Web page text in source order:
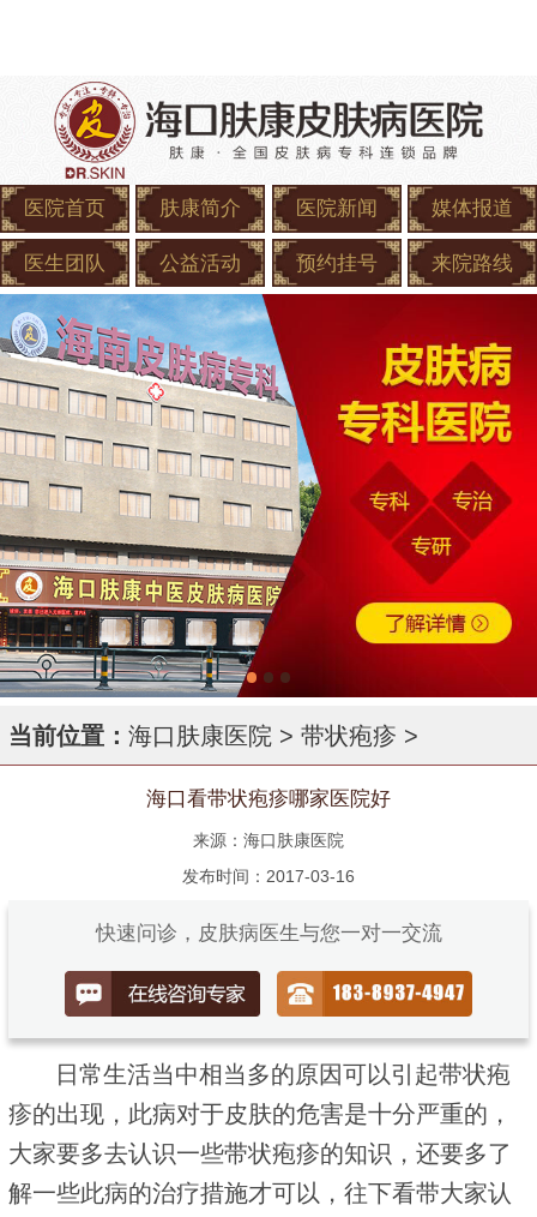
医院首页 肤康简介 医院新闻 媒体报道
医生团队 公益活动 预约挂号 来院路线
当前位置： 海口肤康医院 > 带状疱疹 >
海口看带状疱疹哪家医院好
来源：海口肤康医院
发布时间：2017-03-16
快速问诊，皮肤病医生与您一对一交流
日常生活当中相当多的原因可以引起带状疱
疹的出现，此病对于皮肤的危害是十分严重的，
大家要多去认识一些带状疱疹的知识，还要多了
解一些此病的治疗措施才可以，往下看带大家认